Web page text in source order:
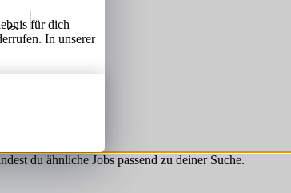
du ähnliche Jobs passend zu deiner Suche.
für dich
In unserer